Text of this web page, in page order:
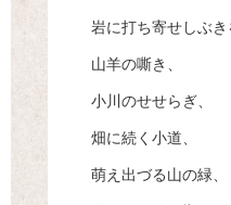
岩に打ち寄せしぶき
山羊の嘶き、
小川のせせらぎ、
畑に続く小道、
萌え出づる山の緑、